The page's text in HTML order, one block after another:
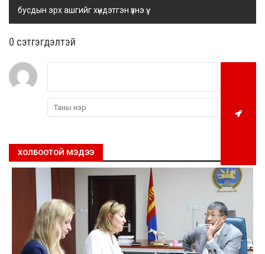
бусдын эрх ашгийг хүндэтгэн үзнэ үү.
0 cэтгэгдэлтэй
ХОЛБООТОЙ МЭДЭЭ